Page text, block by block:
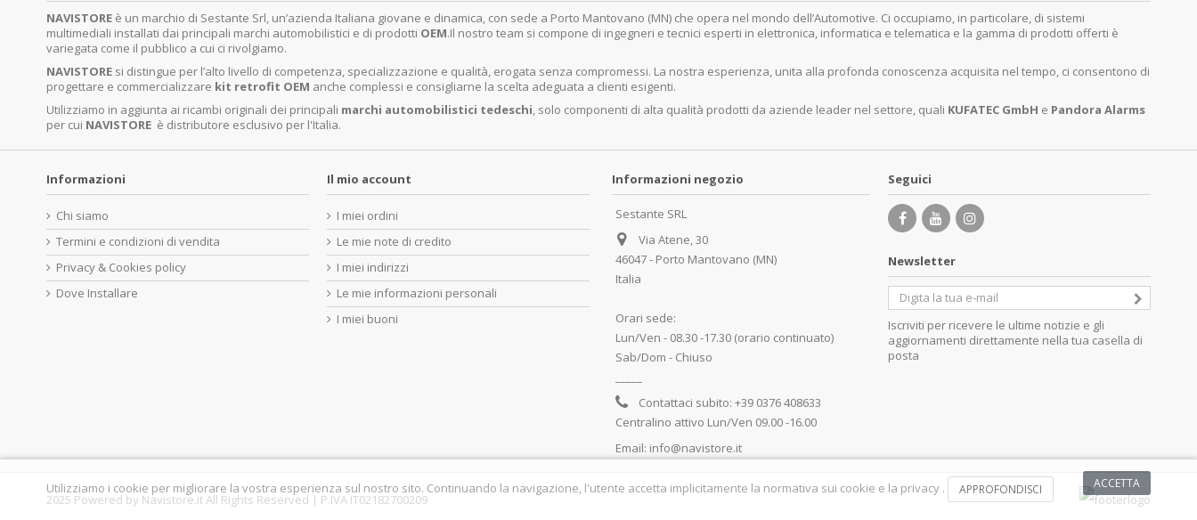
NAVISTORE è un marchio di Sestante Srl, un’azienda Italiana giovane e dinamica, con sede a Porto Mantovano (MN) che opera nel mondo dell’Automotive. Ci occupiamo, in particolare, di sistemi
multimediali installati dai principali marchi automobilistici e di prodotti OEM.Il nostro team si compone di ingegneri e tecnici esperti in elettronica, informatica e telematica e la gamma di prodotti offerti è
variegata come il pubblico a cui ci rivolgiamo.
NAVISTORE si distingue per l’alto livello di competenza, specializzazione e qualità, erogata senza compromessi. La nostra esperienza, unita alla profonda conoscenza acquisita nel tempo, ci consentono di
progettare e commercializzare kit retrofit OEM anche complessi e consigliarne la scelta adeguata a clienti esigenti.
Utilizziamo in aggiunta ai ricambi originali dei principali marchi automobilistici tedeschi , solo componenti di alta qualità prodotti da aziende leader nel settore, quali KUFATEC GmbH e Pandora Alarms
per cui NAVISTORE è distributore esclusivo per l'Italia.
Informazioni
Chi siamo
Termini e condizioni di vendita
Privacy & Cookies policy
Dove Installare
Il mio account
I miei ordini
Le mie note di credito
I miei indirizzi
Le mie informazioni personali
I miei buoni
Informazioni negozio
Sestante SRL
Via Atene, 30
46047 - Porto Mantovano (MN)
Italia
Orari sede:
Lun/Ven - 08.30 -17.30 (orario continuato)
Sab/Dom - Chiuso
Contattaci subito: +39 0376 408633
Centralino attivo Lun/Ven 09.00 -16.00
Email: info@navistore.it
Seguici
Newsletter
Iscriviti per ricevere le ultime notizie e gli
aggiornamenti direttamente nella tua casella di
posta
2025 Powered by Navistore.it All Rights Reserved | P.IVA IT02182700209
ACCETTA
Utilizziamo i cookie per migliorare la vostra esperienza sul nostro sito. Continuando la navigazione, l'utente accetta implicitamente la normativa sui cookie e la privacy . APPROFONDISCI